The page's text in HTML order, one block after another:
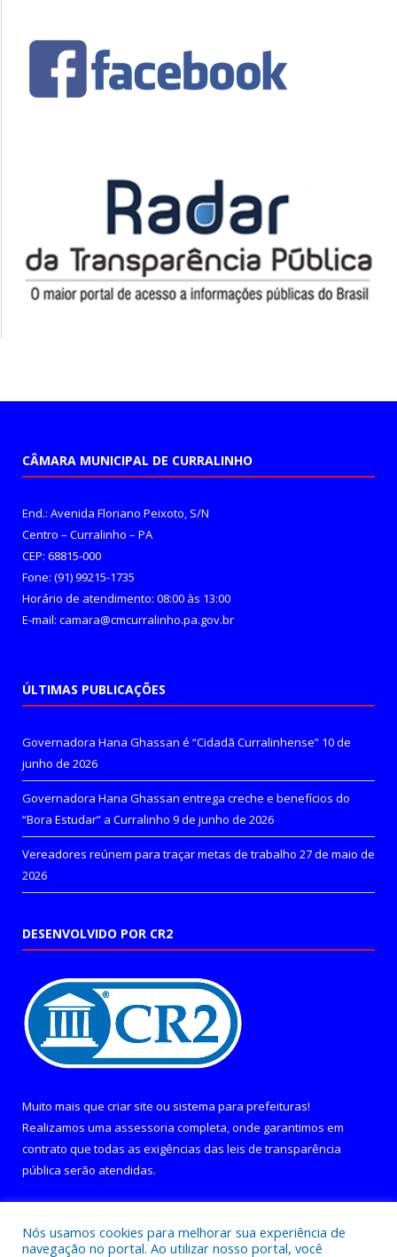
CÂMARA MUNICIPAL DE CURRALINHO
End.: Avenida Floriano Peixoto, S/N
Centro – Curralinho – PA
CEP: 68815-000
Fone: (91) 99215-1735
Horário de atendimento: 08:00 às 13:00
E-mail: camara@cmcurralinho.pa.gov.br
ÚLTIMAS PUBLICAÇÕES
Governadora Hana Ghassan é “Cidadã Curralinhense” 10 de
junho de 2026
Governadora Hana Ghassan entrega creche e benefícios do
“Bora Estudar” a Curralinho 9 de junho de 2026
Vereadores reúnem para traçar metas de trabalho 27 de maio de
2026
DESENVOLVIDO POR CR2
Muito mais que criar site ou sistema para prefeituras!
Realizamos uma assessoria completa, onde garantimos em
contrato que todas as exigências das leis de transparência
pública serão atendidas.
Nós usamos cookies para melhorar sua experiência de
navegação no portal. Ao utilizar nosso portal, você